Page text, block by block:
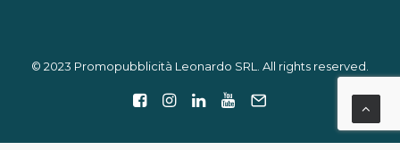
© 2023 Promopubblicità Leonardo SRL. All rights reserved.